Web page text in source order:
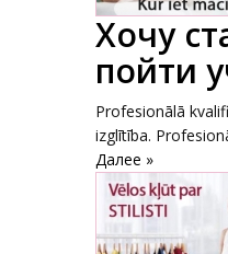
Хочу
пойти
Profesionālā
izglītība.
Далее »